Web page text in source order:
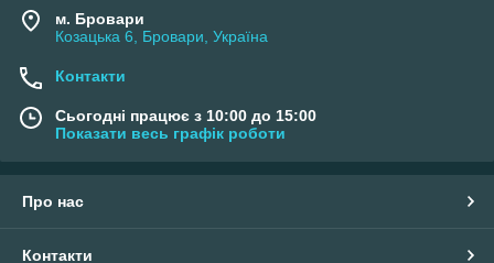
м. Бровари
Козацька 6, Бровари, Україна
Контакти
Сьогодні працює з 10:00 до 15:00
Показати весь графік роботи
Про нас
Контакти